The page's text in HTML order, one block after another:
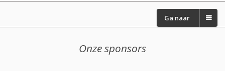
Ga naar
Onze sponsors